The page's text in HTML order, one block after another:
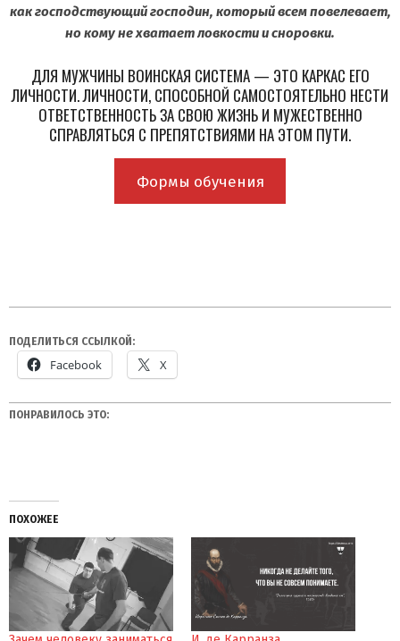
как господствующий господин, который всем повелевает,
но кому не хватает ловкости и сноровки.
ДЛЯ МУЖЧИНЫ ВОИНСКАЯ СИСТЕМА — ЭТО КАРКАС ЕГО
ЛИЧНОСТИ. ЛИЧНОСТИ, СПОСОБНОЙ САМОСТОЯТЕЛЬНО НЕСТИ
ОТВЕТСТВЕННОСТЬ ЗА СВОЮ ЖИЗНЬ И МУЖЕСТВЕННО
СПРАВЛЯТЬСЯ С ПРЕПЯТСТВИЯМИ НА ЭТОМ ПУТИ.
Формы обучения
ПОДЕЛИТЬСЯ ССЫЛКОЙ:
Facebook X
ПОНРАВИЛОСЬ ЭТО:
ПОХОЖЕЕ